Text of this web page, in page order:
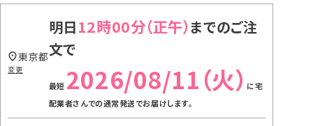
明日12時00分
までのご注
文で
2026/08/11（火） に宅
配業者さんでの通常発送でお届けします。
東京都
変更